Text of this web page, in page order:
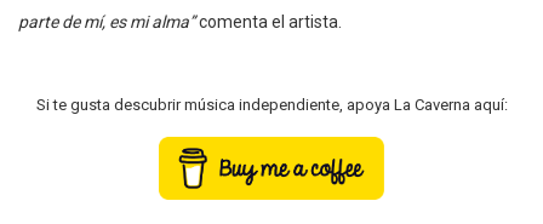
parte de mí, es mi alma”comenta el artista.
Si te gusta descubrir música independiente, apoya La Caverna aquí: